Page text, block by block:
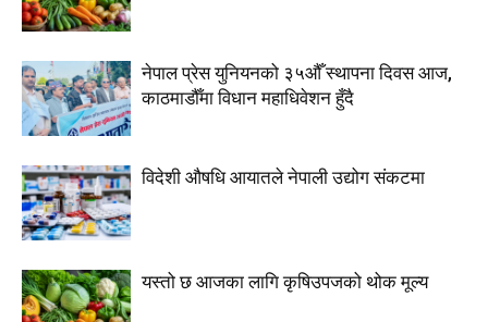
नेपाल प्रेस युनियनको ३५औँ स्थापना दिवस आज,
काठमाडौँमा विधान महाधिवेशन हुँदै
विदेशी औषधि आयातले नेपाली उद्योग संकटमा
यस्तो छ आजका लागि कृषिउपजको थोक मूल्य